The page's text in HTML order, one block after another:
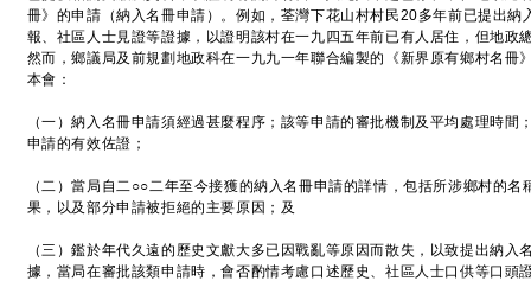
冊》的申請（納入名冊申請）。例如，荃灣下花山村村民20多年前已提出
報、社區人士見證等證據，以證明該村在一九四五年前已有人居住，但地政
然而，鄉議局及前規劃地政科在一九九一年聯合編製的《新界原有鄉村名冊
本會：
（一）納入名冊申請須經過甚麼程序；該等申請的審批機制及平均處理時
申請的有效佐證；
（二）當局自二○○二年至今接獲的納入名冊申請的詳情，包括所涉鄉村的
果，以及部分申請被拒絕的主要原因；及
（三）鑑於年代久遠的歷史文獻大多已因戰亂等原因而散失，以致提出納入
據，當局在審批該類申請時，會否酌情考慮口述歷史、社區人士口供等口頭